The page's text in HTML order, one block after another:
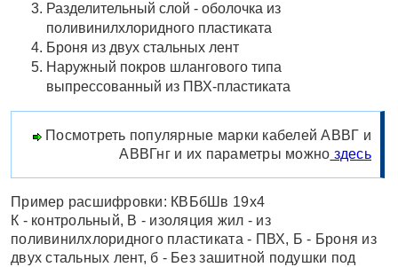
Разделительный слой - оболочка из
поливинилхлоридного пластиката
Броня из двух стальных лент
Наружный покров шлангового типа
выпрессованный из ПВХ-пластиката
Посмотреть популярные марки кабелей АВВГ и
АВВГнг и их параметры можно здесь
Пример расшифровки: КВБбШв 19x4
К - контрольный, В - изоляция жил - из
поливинилхлоридного пластиката - ПВХ, Б - Броня из
двух стальных лент, б - Без зашитной подушки под